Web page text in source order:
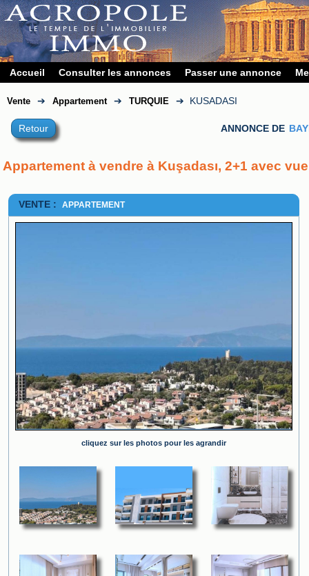
Accueil Consulter les annonces Passer une annonce
Vente ➔ Appartement ➔ TURQUIE ➔ KUSADASI
Retour ANNONCE DE
Appartement à vendre à Kuşadası, 2+1 avec
VENTE : APPARTEMENT
cliquez sur les photos pour les agrandir